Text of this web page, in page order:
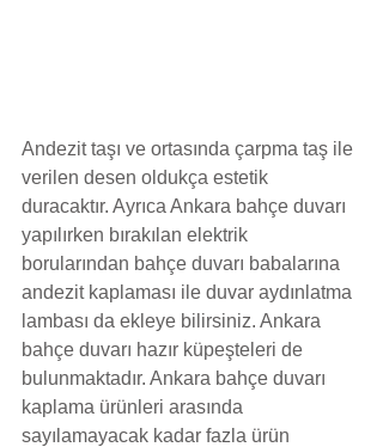
Andezit taşı ve ortasında çarpma taş ile
verilen desen oldukça estetik
duracaktır. Ayrıca Ankara bahçe duvarı
yapılırken bırakılan elektrik
borularından bahçe duvarı babalarına
andezit kaplaması ile duvar aydınlatma
lambası da ekleye bilirsiniz. Ankara
bahçe duvarı hazır küpeşteleri de
bulunmaktadır. Ankara bahçe duvarı
kaplama ürünleri arasında
sayılamayacak kadar fazla ürün